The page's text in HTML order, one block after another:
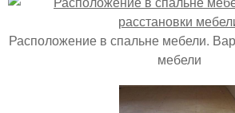
Расположение в спальне мебели.
мебели